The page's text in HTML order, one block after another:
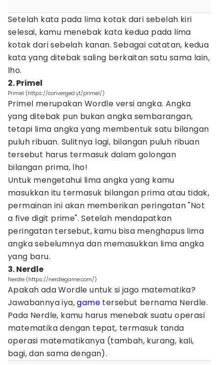
Setelah kata pada lima kotak dari sebelah kiri
selesai, kamu menebak kata kedua pada lima
kotak dari sebelah kanan. Sebagai catatan, kedua
kata yang ditebak saling berkaitan satu sama lain,
lho.
2. Primel
Primel (https://converged.yt/primel/)
Primel merupakan Wordle versi angka. Angka
yang ditebak pun bukan angka sembarangan,
tetapi lima angka yang membentuk satu bilangan
puluh ribuan. Sulitnya lagi, bilangan puluh ribuan
tersebut harus termasuk dalam golongan
bilangan prima, lho!
Untuk mengetahui lima angka yang kamu
masukkan itu termasuk bilangan prima atau tidak,
permainan ini akan memberikan peringatan "Not
a five digit prime". Setelah mendapatkan
peringatan tersebut, kamu bisa menghapus lima
angka sebelumnya dan memasukkan lima angka
yang baru.
3. Nerdle
Nerdle (https://nerdlegame.com/)
Apakah ada Wordle untuk si jago matematika?
Jawabannya iya,game tersebut bernama Nerdle.
Pada Nerdle, kamu harus menebak suatu operasi
matematika dengan tepat, termasuk tanda
operasi matematikanya (tambah, kurang, kali,
bagi, dan sama dengan).